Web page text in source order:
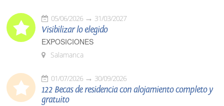
05/06/2026 31/03/2027
Visibilizar lo elegido
EXPOSICIONES
Salamanca
01/07/2026 30/09/2026
122 Becas de residencia con alojamiento completo y
gratuito